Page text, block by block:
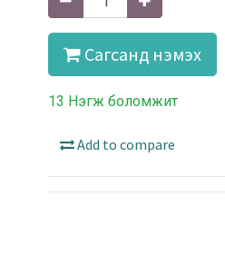
Сагсанд нэмэх
13 Нэгж боломжит
Add to compare